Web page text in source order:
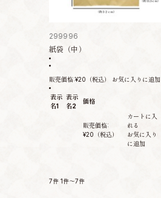
299996
紙袋（中）
販売価格:¥20 （税込） お気に入りに追加
表示
名1
表示
名2
価格
販売価格:
¥20 （税込）
カートに入
れる
お気に入り
に追加
7件 1件～7件